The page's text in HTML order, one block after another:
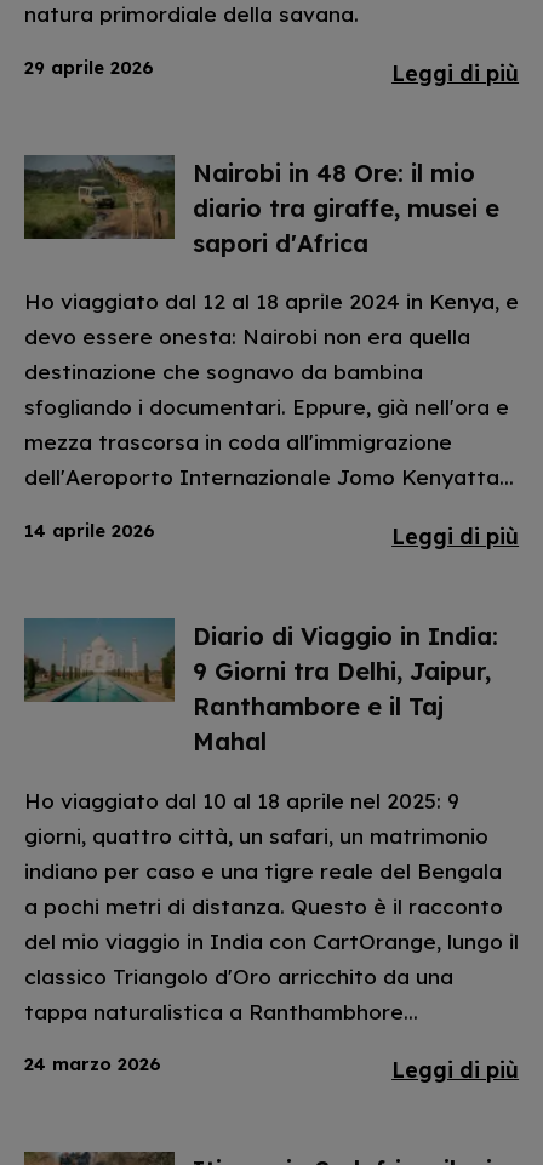
natura primordiale della savana.
29 aprile 2026 Leggi di più
Nairobi in 48 Ore: il mio
diario tra giraffe, musei e
sapori d'Africa
Ho viaggiato dal 12 al 18 aprile 2024 in Kenya, e
devo essere onesta: Nairobi non era quella
destinazione che sognavo da bambina
sfogliando i documentari. Eppure, già nell'ora e
mezza trascorsa in coda all'immigrazione
dell'Aeroporto Internazionale Jomo Kenyatta...
14 aprile 2026 Leggi di più
Diario di Viaggio in India:
9 Giorni tra Delhi, Jaipur,
Ranthambore e il Taj
Mahal
Ho viaggiato dal 10 al 18 aprile nel 2025: 9
giorni, quattro città, un safari, un matrimonio
indiano per caso e una tigre reale del Bengala
a pochi metri di distanza. Questo è il racconto
del mio viaggio in India con CartOrange, lungo il
classico Triangolo d'Oro arricchito da una
tappa naturalistica a Ranthambhore...
24 marzo 2026 Leggi di più